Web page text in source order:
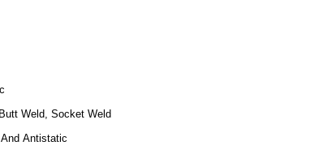
Weld, Socket Weld
Antistatic